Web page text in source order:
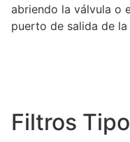
abriendo la válvula o
puerto de salida de la
Filtros